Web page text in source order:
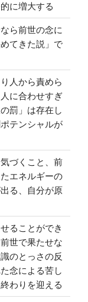
に増大する
ら前世の念に
てきた説」で
人から責めら
に合わせすぎ
罰」は存在し
テンシャルが
づくこと、前
エネルギーの
る、自分が原
ることができ
世で果たせな
のとっさの反
念による苦し
わりを迎える